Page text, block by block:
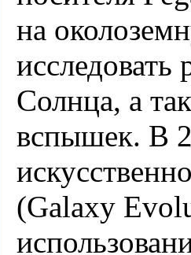
на
исследовать
Солнца, а
вспышек. В
(Galaxy